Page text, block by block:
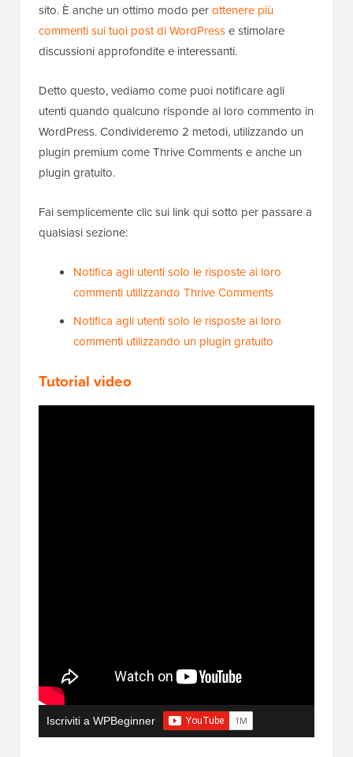
sito. È anche un ottimo modo perottenere più
commenti sui tuoi post di WordPresse stimolare
discussioni approfondite e interessanti.
Detto questo, vediamo come puoi notificare agli
utenti quando qualcuno risponde al loro commento in
WordPress. Condivideremo 2 metodi, utilizzando un
plugin premium come Thrive Comments e anche un
plugin gratuito.
Fai semplicemente clic sui link qui sotto per passare a
qualsiasi sezione:
Notifica agli utenti solo le risposte ai loro
commenti utilizzando Thrive Comments
Notifica agli utenti solo le risposte ai loro
commenti utilizzando un plugin gratuito
Tutorial video
Iscriviti a WPBeginner